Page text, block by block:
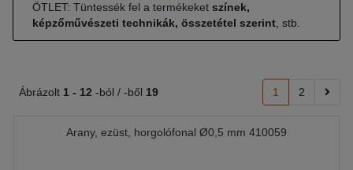
ÖTLET: Tüntessék fel a termékeket színek,
képzőművészeti technikák, összetétel szerint , stb.
Ábrázolt 1 - 12 -ból / -ből 19 1 2
Arany, ezüst, horgolófonal Ø0,5 mm 410059